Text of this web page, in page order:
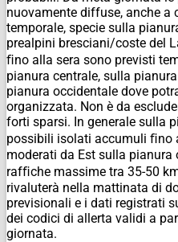
nuovamente diffuse, anche a
temporale, specie sulla
prealpini bresciani/coste del
ﬁno alla sera sono previsti
pianura centrale, sulla
pianura occidentale dove
organizzata. Non è da
forti sparsi. In generale sulla
possibili isolati accumuli ﬁno
moderati da Est sulla
rafﬁche massime tra 35-50
rivaluterà nella mattinata di
previsionali e i dati registrati
dei codici di allerta validi a
giornata.